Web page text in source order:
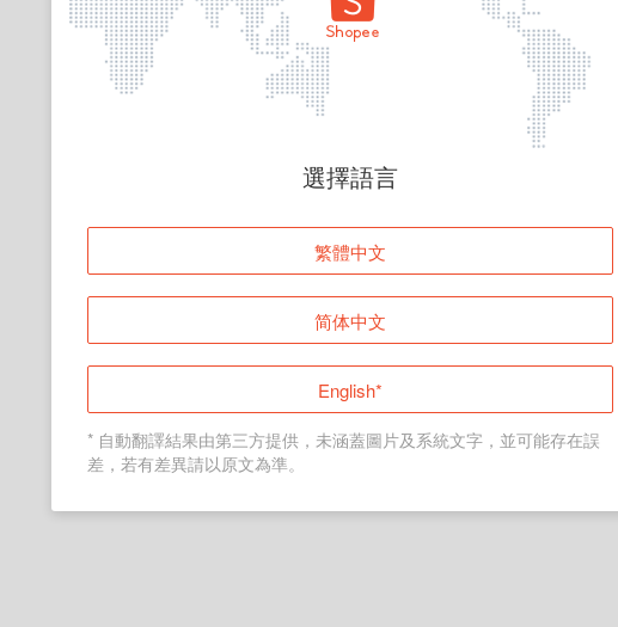
頁面無法顯示
登入
返回首頁
選擇語言
繁體中文
简体中文
English*
* 自動翻譯結果由第三方提供，未涵蓋圖片及系統文字，並可能存在誤
差，若有差異請以原文為準。